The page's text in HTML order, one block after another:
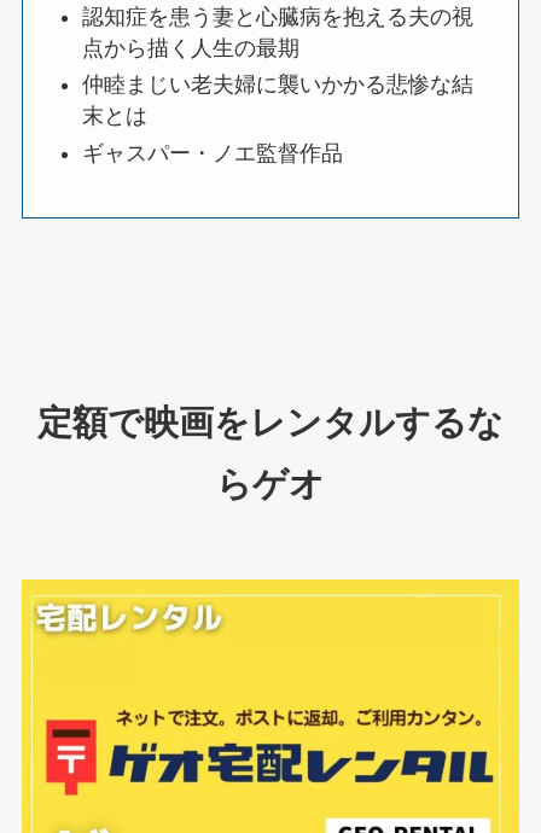
認知症を患う妻と心臓病を抱える夫の視
点から描く人生の最期
仲睦まじい老夫婦に襲いかかる悲惨な結
末とは
ギャスパー・ノエ監督作品
定額で映画をレンタルするな
らゲオ